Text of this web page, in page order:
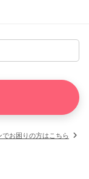
でお困りの方はこちら